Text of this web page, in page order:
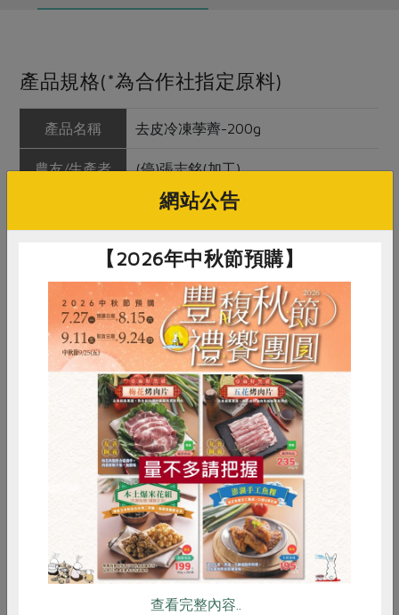
產品規格(*為合作社指定原料)
產品名稱 去皮冷凍荸薺-200g
農友/生產者 (停)張志銘(加工)
台灣
200公克
內容物 去皮冷凍荸薺
保存條件 冷凍未開封可保存6個月
產品說明
使用友善種植的荸薺原料，經人工去
皮後冷凍。
調理方式
本品不需解凍，直接快炒或加入湯中
煮熟即可食用。
你可能有興趣的產品
RPET 食譜 減硝酸鹽
雞蛋 食安 共同購買
網站公告
【2026年中秋節預購】
查看完整內容..